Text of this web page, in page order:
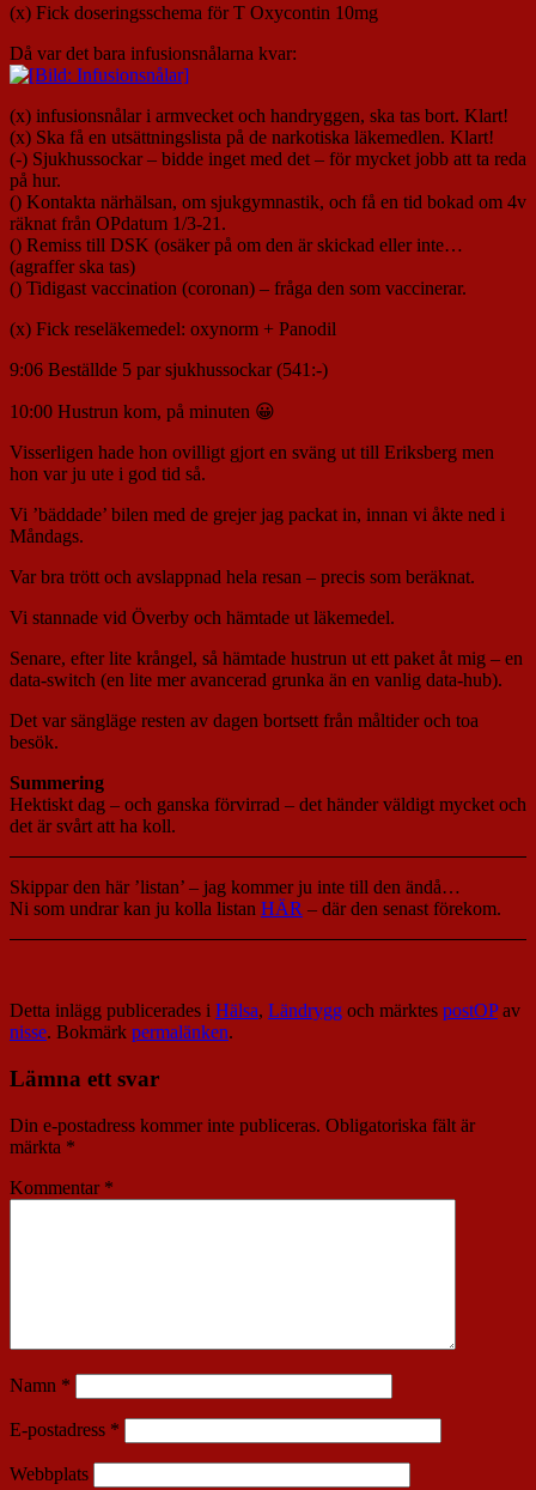
(x) Fick doseringsschema för T Oxycontin 10mg
Då var det bara infusionsnålarna kvar:
(x) infusionsnålar i armvecket och handryggen, ska tas bort. Klart!
(x) Ska få en utsättningslista på de narkotiska läkemedlen. Klart!
(-) Sjukhussockar – bidde inget med det – för mycket jobb att ta reda
på hur.
() Kontakta närhälsan, om sjukgymnastik, och få en tid bokad om 4v
räknat från OPdatum 1/3-21.
() Remiss till DSK (osäker på om den är skickad eller inte…
(agraffer ska tas)
() Tidigast vaccination (coronan) – fråga den som vaccinerar.
(x) Fick reseläkemedel: oxynorm + Panodil
9:06 Beställde 5 par sjukhussockar (541:-)
10:00 Hustrun kom, på minuten 😀
Visserligen hade hon ovilligt gjort en sväng ut till Eriksberg men
hon var ju ute i god tid så.
Vi ’bäddade’ bilen med de grejer jag packat in, innan vi åkte ned i
Måndags.
Var bra trött och avslappnad hela resan – precis som beräknat.
Vi stannade vid Överby och hämtade ut läkemedel.
Senare, efter lite krångel, så hämtade hustrun ut ett paket åt mig – en
data-switch (en lite mer avancerad grunka än en vanlig data-hub).
Det var sängläge resten av dagen bortsett från måltider och toa
besök.
Summering
Hektiskt dag – och ganska förvirrad – det händer väldigt mycket och
det är svårt att ha koll.
Skippar den här ’listan’ – jag kommer ju inte till den ändå…
Ni som undrar kan ju kolla listan HÄR – där den senast förekom.
Detta inlägg publicerades i Hälsa, Ländrygg och märktes postOPav
nisse. Bokmärk permalänken.
Lämna ett svar
Din e-postadress kommer inte publiceras. Obligatoriska fält är
märkta *
Kommentar *
Namn *
E-postadress *
Webbplats